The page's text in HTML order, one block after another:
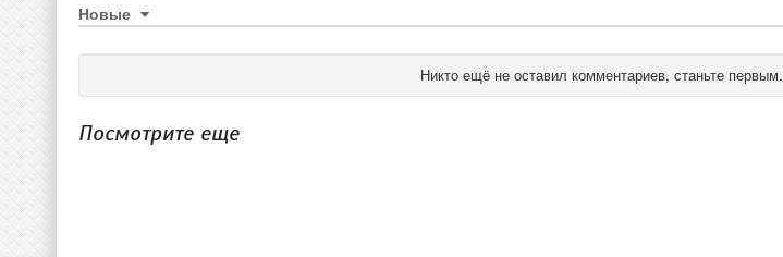
Новые
Никто ещё не оставил комментариев, станьте первым.
Посмотрите еще